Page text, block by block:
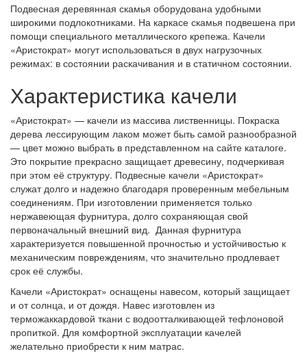
Подвесная деревянная скамья оборудована удобными
широкими подлокотниками. На каркасе скамья подвешена при
помощи специального металлического крепежа. Качели
«Аристократ» могут использоваться в двух нагрузочных
режимах: в состоянии раскачивания и в статичном состоянии.
Характеристика качели
«Аристократ» — качели из массива лиственницы. Покраска
дерева лессирующим лаком может быть самой разнообразной
— цвет можно выбрать в представленном на сайте каталоге.
Это покрытие прекрасно защищает древесину, подчеркивая
при этом её структуру. Подвесные качели «Аристократ»
служат долго и надежно благодаря проверенным мебельным
соединениям. При изготовлении применяется только
нержавеющая фурнитура, долго сохраняющая свой
первоначальный внешний вид. Данная фурнитура
характеризуется повышенной прочностью и устойчивостью к
механическим повреждениям, что значительно продлевает
срок её службы.
Качели «Аристократ» оснащены навесом, который защищает
и от солнца, и от дождя. Навес изготовлен из
терможаккардовой ткани с водоотталкивающей тефлоновой
пропиткой. Для комфортной эксплуатации качелей
желательно приобрести к ним матрас.